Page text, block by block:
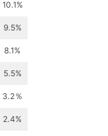
10.1%
9.5%
8.1%
5.5%
3.2％
2.4%